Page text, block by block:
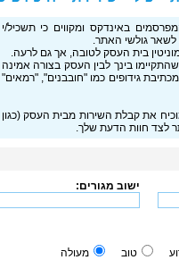
באינדקס ומקווים כי תשכיל/י
גולשי האתר.
בית העסק לטובה, אך גם לרעה.
בינך לבין העסק בצורה אמינה
גידופים כמו "חובבנים", "רמאים"
את קבלת השירות מבית העסק (כגון
לצד חוות הדעת שלך.
ישוב מגורים:
טוב
מעולה